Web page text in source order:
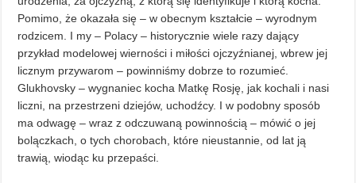
Pomimo, że okazała się – w obecnym kształcie – wyrodnym
rodzicem. I my – Polacy – historycznie wiele razy dający
przykład modelowej wierności i miłości ojczyźnianej, wbrew jej
licznym przywarom – powinniśmy dobrze to rozumieć.
Glukhovsky – wygnaniec kocha Matkę Rosję, jak kochali i nasi
liczni, na przestrzeni dziejów, uchodźcy. I w podobny sposób
ma odwagę – wraz z odczuwaną powinnością – mówić o jej
bolączkach, o tych chorobach, które nieustannie, od lat ją
trawią, wiodąc ku przepaści.